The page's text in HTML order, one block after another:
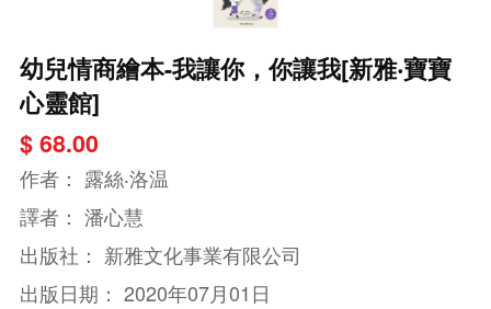
幼兒情商繪本-我讓你，你讓我[新雅‧寶寶
心靈館]
$ 68.00
作者： 露絲‧洛温
譯者： 潘心慧
出版社： 新雅文化事業有限公司
出版日期： 2020年07月01日